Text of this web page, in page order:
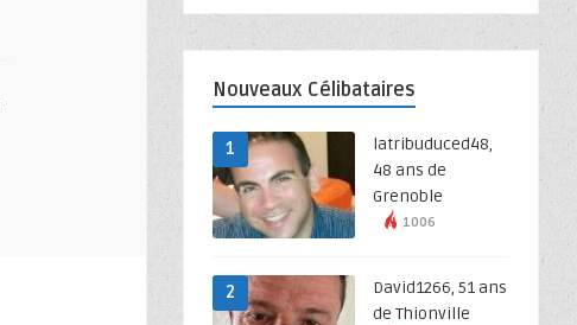
Nouveaux Célibataires
1
latribuduced48,
48 ans de
Grenoble
1006
2
David1266, 51 ans
de Thionville